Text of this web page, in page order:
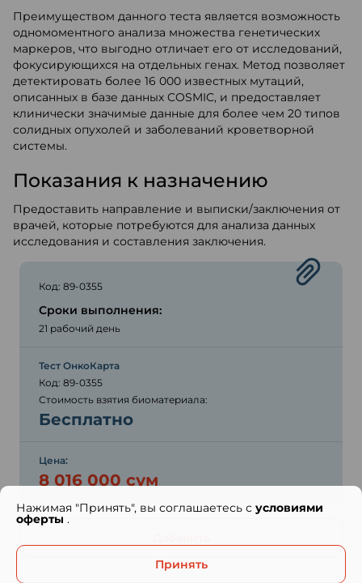
Преимуществом данного теста является возможность
одномоментного анализа множества генетических
маркеров, что выгодно отличает его от исследований,
фокусирующихся на отдельных генах. Метод позволяет
детектировать более 16 000 известных мутаций,
описанных в базе данных COSMIC, и предоставляет
клинически значимые данные для более чем 20 типов
солидных опухолей и заболеваний кроветворной
системы.
Показания к назначению
Предоставить направление и выписки/заключения от
врачей, которые потребуются для анализа данных
исследования и составления заключения.
Код: 89-0355
Сроки выполнения:
21 рабочий день
Тест ОнкоКарта
Код: 89-0355
Стоимость взятия биоматериала:
Бесплатно
Цена:
8 016 000 сум
Нажимая "Принять", вы соглашаетесь с условиями
оферты .
Принять